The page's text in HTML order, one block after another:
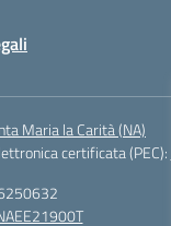
Maria la Carità (NA)
certificata (PEC):